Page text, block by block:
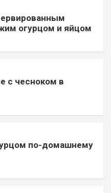
огурцом и яйцом
с чесноком в
по-домашнему